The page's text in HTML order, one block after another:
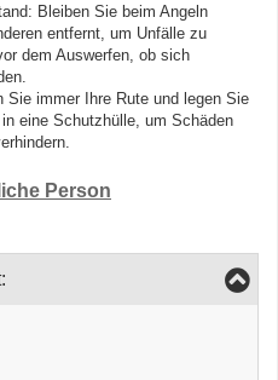
Bleiben Sie beim Angeln
entfernt, um Unfälle zu
dem Auswerfen, ob sich
Sie immer Ihre Rute und legen Sie
eine Schutzhülle, um Schäden
Person